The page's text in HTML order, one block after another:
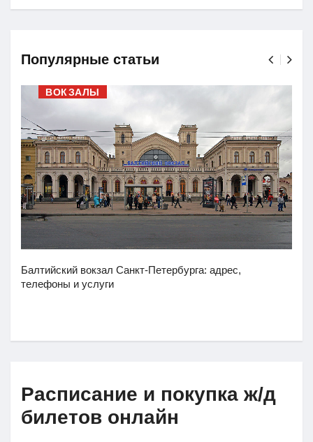
Популярные статьи
ВОКЗАЛЫ
Балтийский вокзал Санкт-Петербурга: адрес,
телефоны и услуги
Расписание и покупка ж/д
билетов онлайн